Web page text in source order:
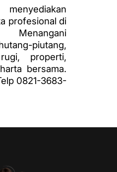
profesional di
Menangani
piutang,
properti,
bersama.
0821-3683-